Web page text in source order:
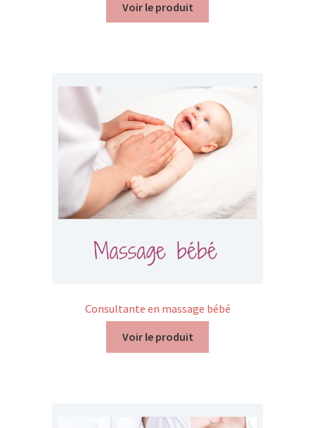
Voir le produit
Consultante en massage bébé
Voir le produit